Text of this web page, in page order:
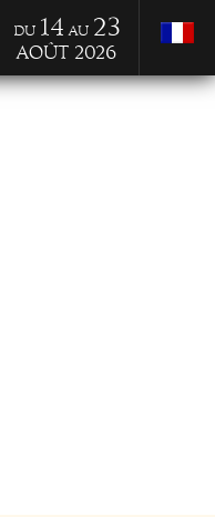
du 14 au 23
Août 2026